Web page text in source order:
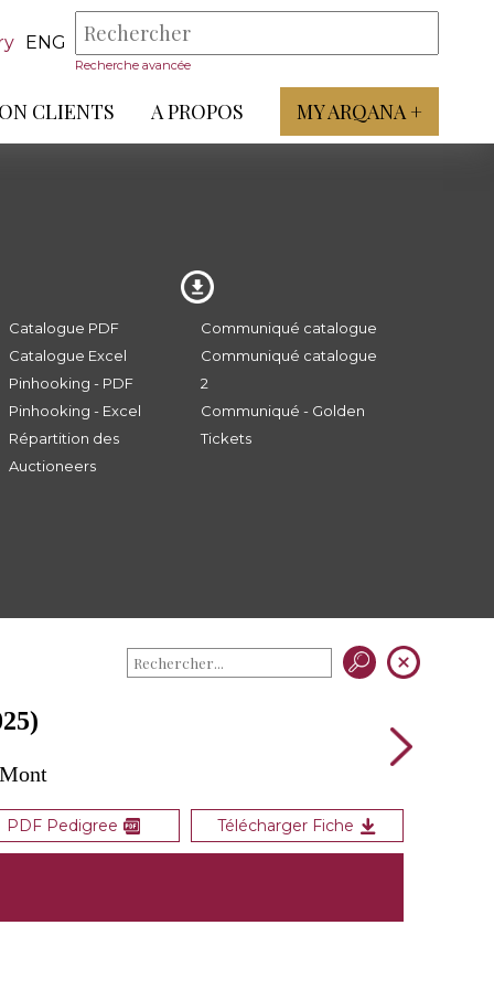
ENG
Recherche avancée
CLIENTS A PROPOS MY ARQANA +
Catalogue PDF
Catalogue Excel
Pinhooking - PDF
Pinhooking - Excel
Répartition des
Auctioneers
Communiqué catalogue
Communiqué catalogue
2
Communiqué - Golden
Tickets
PDF Pedigree Télécharger Fiche